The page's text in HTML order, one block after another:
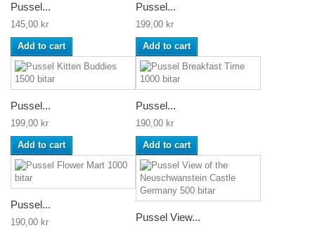
Pussel...
145,00 kr
Add to cart
Pussel...
199,00 kr
Add to cart
Pussel...
199,00 kr
Add to cart
Pussel...
190,00 kr
Add to cart
Pussel...
190,00 kr Pussel View...